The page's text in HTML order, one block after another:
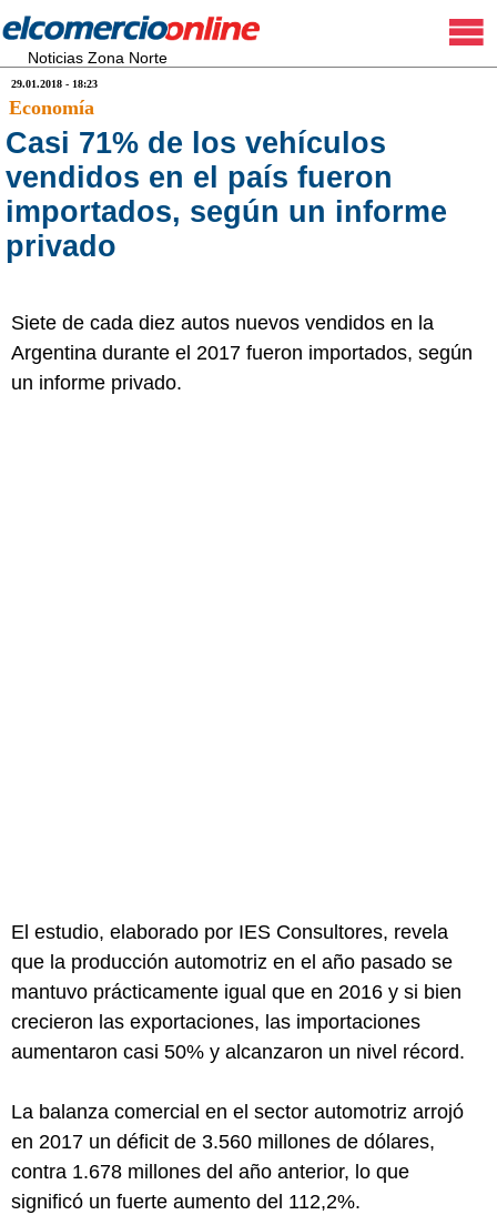
Noticias Zona Norte
29.01.2018 - 18:23
Economía
Casi 71% de los vehículos
vendidos en el país fueron
importados, según un informe
privado
Siete de cada diez autos nuevos vendidos en la
Argentina durante el 2017 fueron importados, según
un informe privado.
El estudio, elaborado por IES Consultores, revela
que la producción automotriz en el año pasado se
mantuvo prácticamente igual que en 2016 y si bien
crecieron las exportaciones, las importaciones
aumentaron casi 50% y alcanzaron un nivel récord.
La balanza comercial en el sector automotriz arrojó
en 2017 un déficit de 3.560 millones de dólares,
contra 1.678 millones del año anterior, lo que
significó un fuerte aumento del 112,2%.